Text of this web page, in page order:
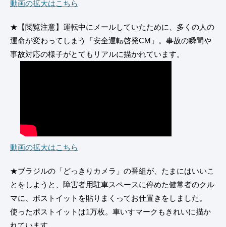
動画の拡大はこちら
★【閲覧注意】運転中にメールしていたために、多くの人の
運命が変わってしまう「安全運転啓発CM」。事故の瞬間や
事故対応の様子がとてもリアルに描かれています。
動画の拡大はこちら
★ブラジルの「どっきりカメラ」の番組が、たまにはいいこ
とをしようと、障害者用駐車スペースに停めた健常者のクル
マに、ポストイットを貼りまくってお仕置きをしました。
使ったポストイットは1万枚。車いすマークもきれいに描か